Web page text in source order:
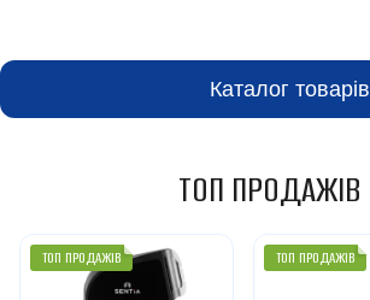
Каталог товарів
ТОП ПРОДАЖІВ
ТОП ПРОДАЖІВ ТОП ПРОДАЖІВ